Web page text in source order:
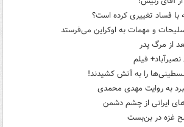
با فساد تغییری کرده است؟
و مهمات به اوکراین می‌فرستد
از مرگ پدر
فیلم
را به آتش کشیدند!
به روایت مهدی محمدی
ایرانی از چشم دشمن